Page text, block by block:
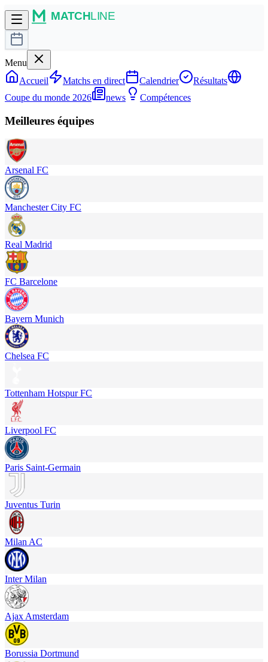
Menu
Accueil
Matchs en direct Calendrier
Résultats
Coupe du monde 2026
news Compétences
Meilleures équipes
Arsenal FC
Manchester City FC
Real Madrid
FC Barcelone
Bayern Munich
Chelsea FC
Tottenham Hotspur FC
Liverpool FC
Paris Saint-Germain
Juventus Turin
Milan AC
Inter Milan
Ajax Amsterdam
Borussia Dortmund